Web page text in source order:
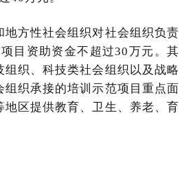
地方性社会组织对社会组织负责
目资助资金不超过30万元。其
织、科技类社会组织以及战略
织承接的培训示范项目重点面
区提供教育、卫生、养老、育